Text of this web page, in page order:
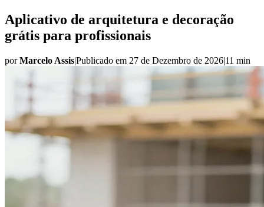
Aplicativo de arquitetura e decoração
grátis para profissionais
porMarcelo Assis|Publicado em 27 de Dezembro de 2026|11 min